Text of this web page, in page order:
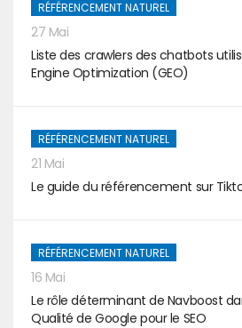
RÉFÉRENCEMENT NATUREL
27 Mai
Liste des crawlers des chatbots
Engine Optimization (GEO)
RÉFÉRENCEMENT NATUREL
21 Mai
Le guide du référencement sur
RÉFÉRENCEMENT NATUREL
16 Mai
Le rôle déterminant de Navboost
Qualité de Google pour le SEO